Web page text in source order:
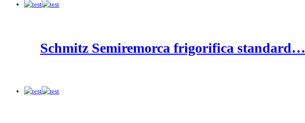
Schmitz Semiremorca frigorifica standard…